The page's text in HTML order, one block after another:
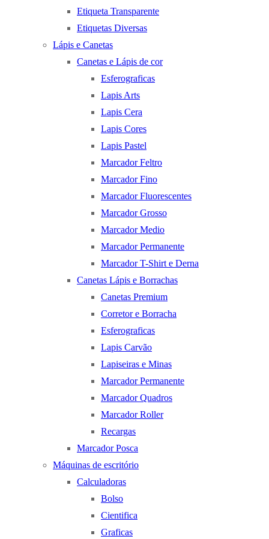
Etiqueta Transparente
Etiquetas Diversas
Lápis e Canetas
Canetas e Lápis de cor
Esferograficas
Lapis Arts
Lapis Cera
Lapis Cores
Lapis Pastel
Marcador Feltro
Marcador Fino
Marcador Fluorescentes
Marcador Grosso
Marcador Medio
Marcador Permanente
Marcador T-Shirt e Derna
Canetas Lápis e Borrachas
Canetas Premium
Corretor e Borracha
Esferograficas
Lapis Carvão
Lapiseiras e Minas
Marcador Permanente
Marcador Quadros
Marcador Roller
Recargas
Marcador Posca
Máquinas de escritório
Calculadoras
Bolso
Cientifica
Graficas